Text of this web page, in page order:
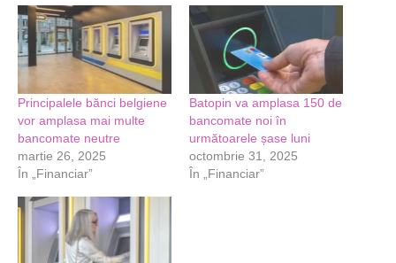
Principalele bănci belgiene
vor amplasa mai multe
bancomate neutre
martie 26, 2025
În „Financiar”
Batopin va amplasa 150 de
bancomate noi în
următoarele șase luni
octombrie 31, 2025
În „Financiar”